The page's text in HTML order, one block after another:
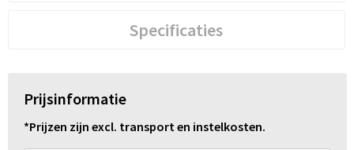
Specificaties
Prijsinformatie
*Prijzen zijn excl. transport en instelkosten.